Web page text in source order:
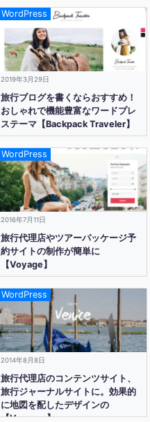
WordPress
2019年3月29日
旅行ブログを書くならおすすめ！
おしゃれで機能豊富なワードプレ
ステーマ【Backpack Traveler】
WordPress
2016年7月11日
旅行代理店やツアーパッケージ予
約サイトの制作が簡単に
【Voyage】
WordPress
2014年8月8日
旅行代理店のコンテンツサイト、
旅行ジャーナルサイトに。効果的
に地図を配したデザインの
【Voyager】